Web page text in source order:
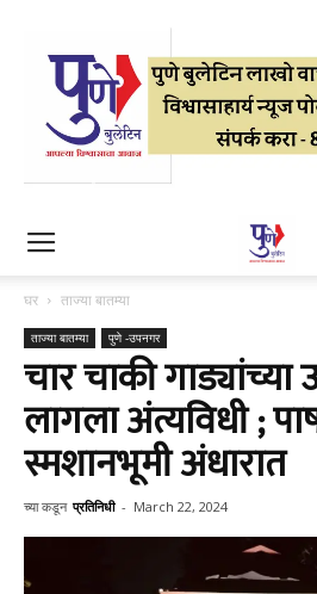
घर ताज्या बातम्या
ताज्या बातम्या पुणे -उपनगर
चार चाकी
लागला अंत्यविधी ;
स्मशानभूमी अंधारात
च्या कडून प्रतिनिधी - March 22, 2024